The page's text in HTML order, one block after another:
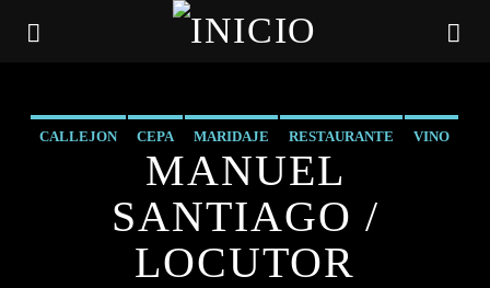
CALLEJON CEPA MARIDAJE RESTAURANTE VINO
MANUEL
SANTIAGO /
LOCUTOR